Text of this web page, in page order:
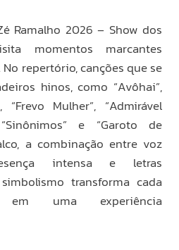
Ramalho 2026 – Show dos
momentos marcantes
repertório, canções que se
hinos, como “Avôhai”,
“Frevo Mulher”, “Admirável
e “Garoto de
a combinação entre voz
intensa e letras
transforma cada
em uma experiência